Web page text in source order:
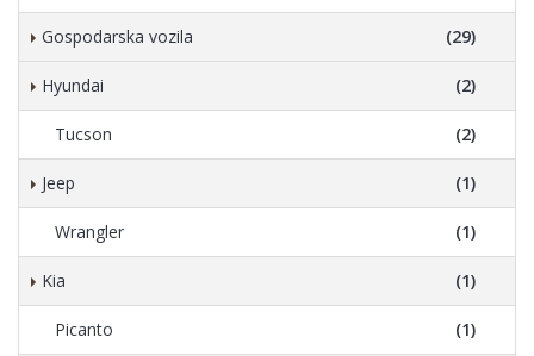
Gospodarska vozila (29)
Hyundai (2)
Tucson (2)
Jeep (1)
Wrangler (1)
Kia (1)
Picanto (1)